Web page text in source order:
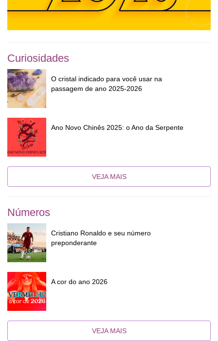
Curiosidades
O cristal indicado para você usar na
passagem de ano 2025-2026
Ano Novo Chinês 2025: o Ano da Serpente
VEJA MAIS
Números
Cristiano Ronaldo e seu número
preponderante
A cor do ano 2026
VEJA MAIS